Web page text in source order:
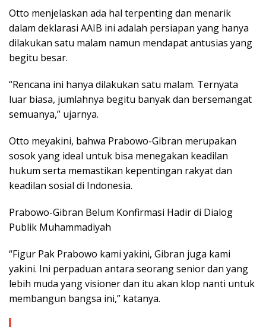
Otto menjelaskan ada hal terpenting dan menarik
dalam deklarasi AAIB ini adalah persiapan yang hanya
dilakukan satu malam namun mendapat antusias yang
begitu besar.
“Rencana ini hanya dilakukan satu malam. Ternyata
luar biasa, jumlahnya begitu banyak dan bersemangat
semuanya,” ujarnya.
Otto meyakini, bahwa Prabowo-Gibran merupakan
sosok yang ideal untuk bisa menegakan keadilan
hukum serta memastikan kepentingan rakyat dan
keadilan sosial di Indonesia.
Prabowo-Gibran Belum Konfirmasi Hadir di Dialog
Publik Muhammadiyah
“Figur Pak Prabowo kami yakini, Gibran juga kami
yakini. Ini perpaduan antara seorang senior dan yang
lebih muda yang visioner dan itu akan klop nanti untuk
membangun bangsa ini,” katanya.